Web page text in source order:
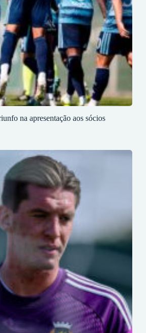
na apresentação aos sócios